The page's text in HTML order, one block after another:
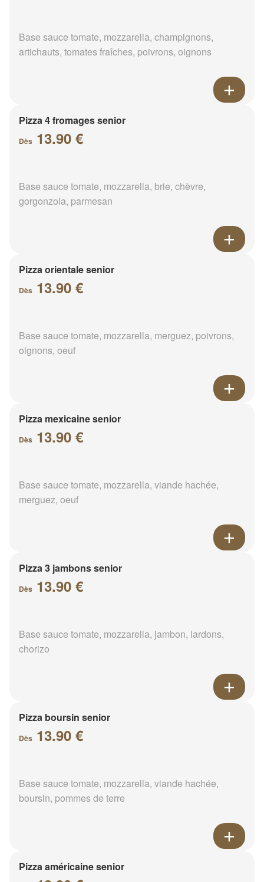
Base sauce tomate, mozzarella, champignons,
artichauts, tomates fraîches, poivrons, oignons
Pizza 4 fromages senior
Dès 13.90 €
Base sauce tomate, mozzarella, brie, chèvre,
gorgonzola, parmesan
Pizza orientale senior
Dès 13.90 €
Base sauce tomate, mozzarella, merguez, poivrons,
oignons, oeuf
Pizza mexicaine senior
Dès 13.90 €
Base sauce tomate, mozzarella, viande hachée,
merguez, oeuf
Pizza 3 jambons senior
Dès 13.90 €
Base sauce tomate, mozzarella, jambon, lardons,
chorizo
Pizza boursin senior
Dès 13.90 €
Base sauce tomate, mozzarella, viande hachée,
boursin, pommes de terre
Pizza américaine senior